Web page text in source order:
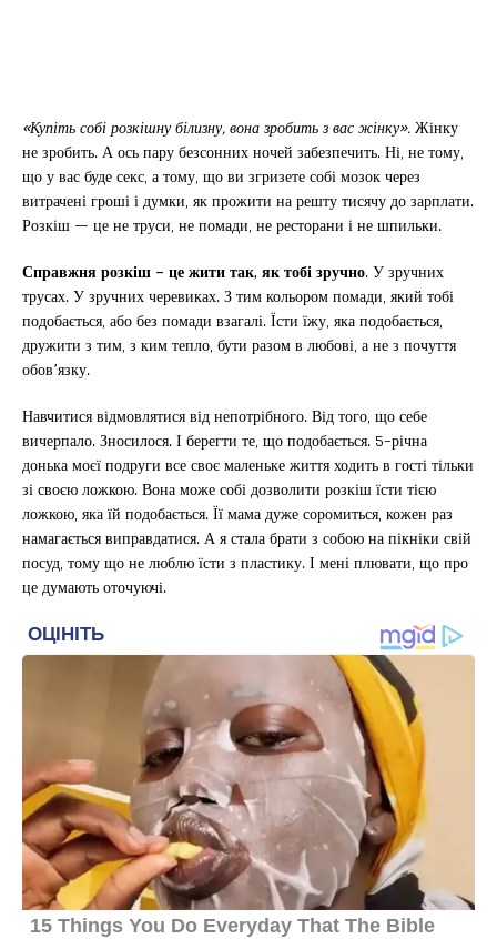
«Купіть собі розкішну білизну, вона зробить з вас жінку».Жінку
не зробить. А ось пару безсонних ночей забезпечить. Ні, не тому,
що у вас буде секс, а тому, що ви згризете собі мозок через
витрачені гроші і думки, як прожити на решту тисячу до зарплати.
Розкіш — це не труси, не помади, не ресторани і не шпильки.
Справжня розкіш – це жити так, як тобі зручно. У зручних
трусах. У зручних черевиках. З тим кольором помади, який тобі
подобається, або без помади взагалі. Їсти їжу, яка подобається,
дружити з тим, з ким тепло, бути разом в любові, а не з почуття
обов’язку.
Навчитися відмовлятися від непотрібного. Від того, що себе
вичерпало. Зносилося. І берегти те, що подобається. 5-річна
донька моєї подруги все своє маленьке життя ходить в гості тільки
зі своєю ложкою. Вона може собі дозволити розкіш їсти тією
ложкою, яка їй подобається. Її мама дуже соромиться, кожен раз
намагається виправдатися. А я стала брати з собою на пікніки свій
посуд, тому що не люблю їсти з пластику. І мені плювати, що про
це думають оточуючі.